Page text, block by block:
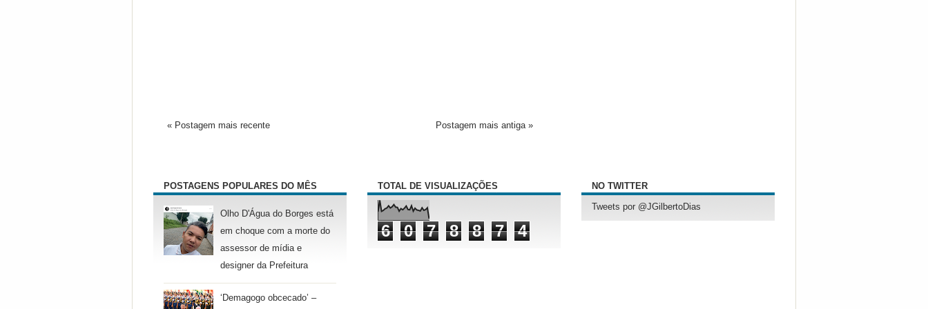
« Postagem mais recente Postagem mais antiga »
POSTAGENS POPULARES DO MÊS
Olho D'Água do Borges está
em choque com a morte do
assessor de mídia e
designer da Prefeitura
‘Demagogo obcecado’ –
TOTAL DE VISUALIZAÇÕES
6 0 7 8 8 7 4
NO TWITTER
Tweets por @JGilbertoDias